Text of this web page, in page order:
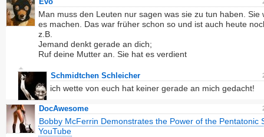
Man muss den Leuten nur sagen was sie zu tun haben. Sie
es machen. Das war früher schon so und ist auch heute
z.B.
Jemand denkt gerade an dich;
Ruf deine Mutter an. Sie hat es verdient
Schmidtchen Schleicher
ich wette von euch hat keiner gerade an mich gedacht!
DocAwesome
Bobby McFerrin Demonstrates the Power of the Pentatonic
YouTube